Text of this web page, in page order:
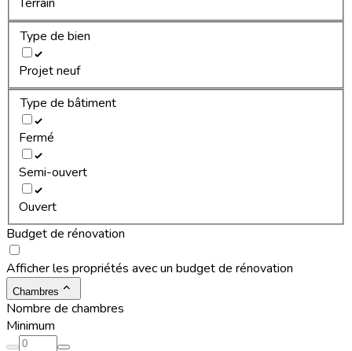
Type de bien
Projet neuf
Type de bâtiment
Fermé
Semi-ouvert
Ouvert
Budget de rénovation
Afficher les propriétés avec un budget de rénovation
Chambres
Nombre de chambres
Minimum